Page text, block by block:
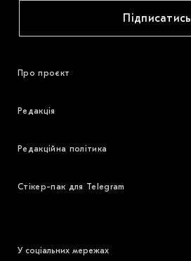
Підписатись
Про проєкт
Редакція
Редакційна політика
Стікер-пак для Telegram
У соціальних мережах